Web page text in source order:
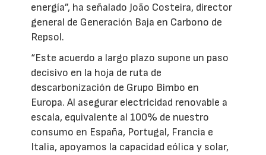
energía”, ha señalado João Costeira, director
general de Generación Baja en Carbono de
Repsol.
“Este acuerdo a largo plazo supone un paso
decisivo en la hoja de ruta de
descarbonización de Grupo Bimbo en
Europa. Al asegurar electricidad renovable a
escala, equivalente al 100% de nuestro
consumo en España, Portugal, Francia e
Italia, apoyamos la capacidad eólica y solar,